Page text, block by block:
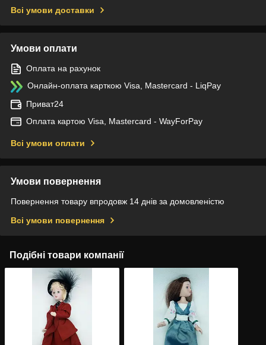
Всі умови доставки
Умови оплати
Оплата на рахунок
Онлайн-оплата карткою Visa, Mastercard - LiqPay
Приват24
Оплата картою Visa, Mastercard - WayForPay
Всі умови оплати
Умови повернення
Повернення товару впродовж 14 днів за домовленістю
Всі умови повернення
Подібні товари компанії